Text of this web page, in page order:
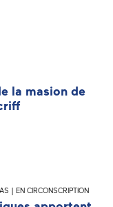
la masion de
| EN CIRCONSCRIPTION